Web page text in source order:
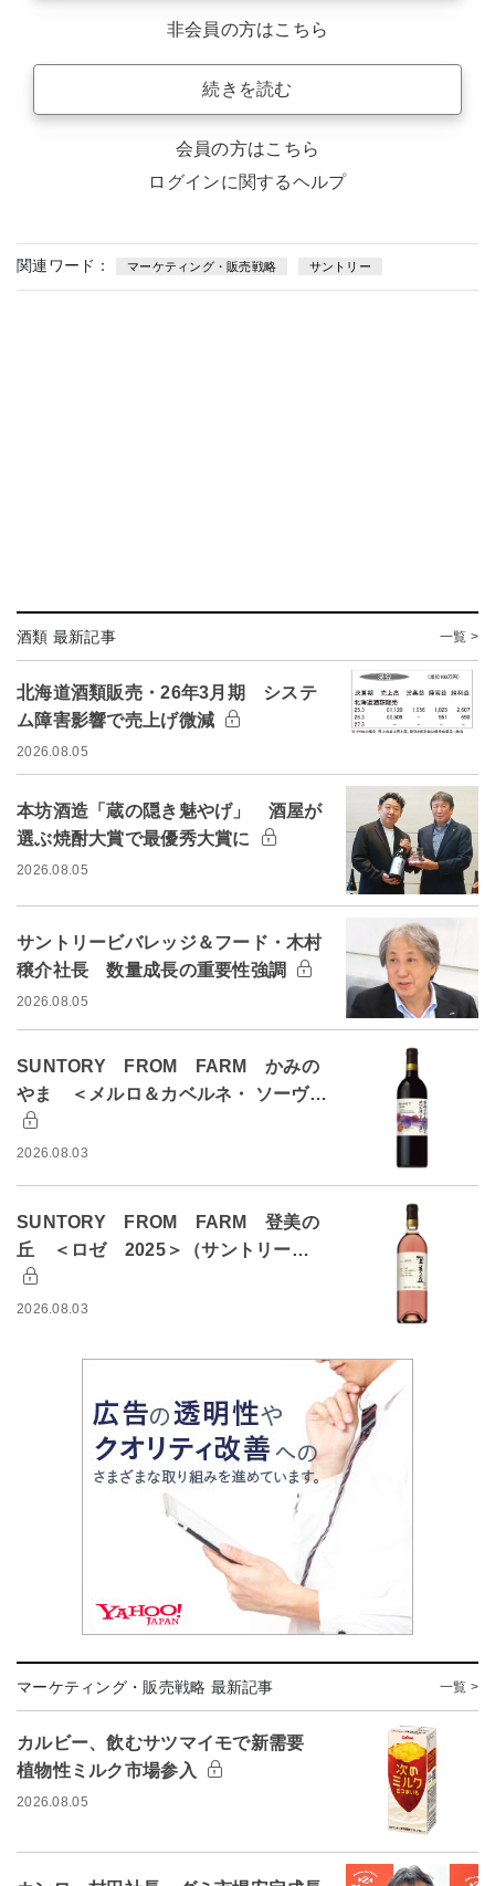
非会員の方はこちら
続きを読む
会員の方はこちら
ログインに関するヘルプ
関連ワード： マーケティング・販売戦略 サントリー
酒類 最新記事 一覧 >
北海道酒類販売・26年3月期 システ
ム障害影響で売上げ微減
2026.08.05
本坊酒造「蔵の隠き魅やげ」 酒屋が
選ぶ焼酎大賞で最優秀大賞に
2026.08.05
サントリービバレッジ＆フード・木村
穣介社長 数量成長の重要性強調
2026.08.05
SUNTORY FROM FARM かみの
やま ＜メルロ＆カベルネ・ ソーヴ…
2026.08.03
SUNTORY FROM FARM 登美の
丘 ＜ロゼ 2025＞（サントリー…
2026.08.03
マーケティング・販売戦略 最新記事 一覧 >
カルビー、飲むサツマイモで新需要
植物性ミルク市場参入
2026.08.05